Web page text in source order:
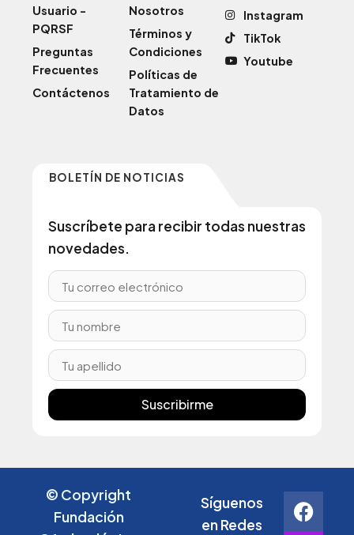
Usuario -
PQRSF
Preguntas
Frecuentes
Contáctenos
Nosotros
Términos y
Condiciones
Políticas de
Tratamiento de
Datos
Instagram
TikTok
Youtube
BOLETÍN DE NOTICIAS
Suscríbete para recibir todas nuestras
novedades.
Suscribirme
© Copyright
Fundación
Síguenos
en Redes